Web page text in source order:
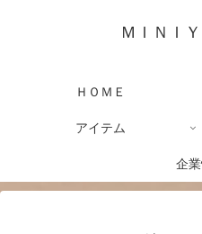
ＭＩＮＩ
ＨＯＭＥ
アイテム
企